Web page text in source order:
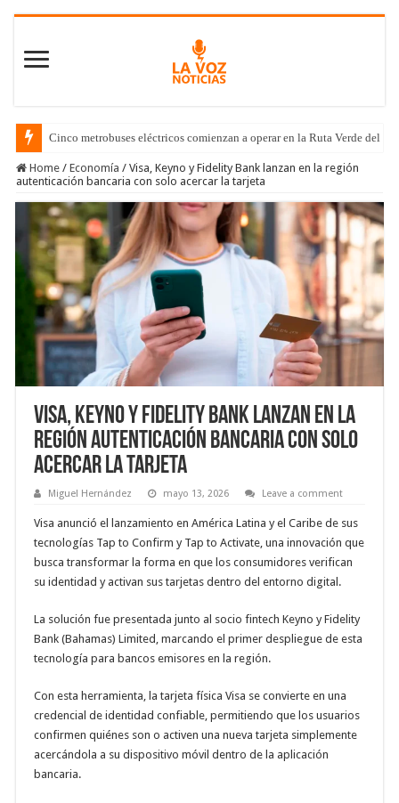
Cinco metrobuses eléctricos comienzan a operar en la Ruta Verde del
Home / Economía / Visa, Keyno y Fidelity Bank lanzan en la región
autenticación bancaria con solo acercar la tarjeta
Visa, Keyno y Fidelity Bank lanzan en la
región autenticación bancaria con solo
acercar la tarjeta
Miguel Hernández mayo 13, 2026 Leave a comment
Visa anunció el lanzamiento en América Latina y el Caribe de sus
tecnologías Tap to Confirm y Tap to Activate, una innovación que
busca transformar la forma en que los consumidores verifican
su identidad y activan sus tarjetas dentro del entorno digital.
La solución fue presentada junto al socio fintech Keyno y Fidelity
Bank (Bahamas) Limited, marcando el primer despliegue de esta
tecnología para bancos emisores en la región.
Con esta herramienta, la tarjeta física Visa se convierte en una
credencial de identidad confiable, permitiendo que los usuarios
confirmen quiénes son o activen una nueva tarjeta simplemente
acercándola a su dispositivo móvil dentro de la aplicación
bancaria.